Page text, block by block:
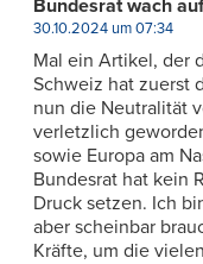
Bundesrat wach auf
30.10.2024 um 07:34
Mal ein Artikel, der
Schweiz hat zuerst
nun die Neutralität
verletzlich
sowie Europa am
Bundesrat hat kein
Druck setzen. Ich
aber scheinbar
Kräfte, um die